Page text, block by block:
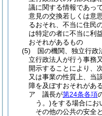
議に関する情報であっ
意見の交換若しくは意
るおそれ、不当に住民
は特定の者に不当に利
おそれがあるもの
(5)
国の機関、独立行政
立行政法人が行う事務
開示することにより、
又は事業の性質上、当
障を及ぼすおそれがあ
ア
議長が第24条各項
う。)をする場合にお
その他の公共の安全